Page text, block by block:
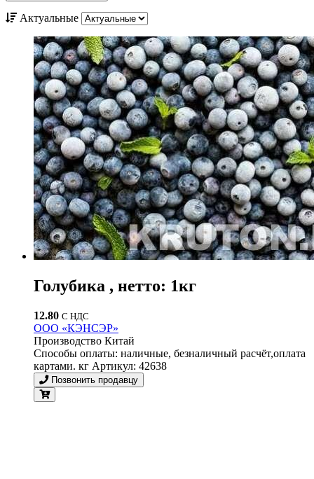
Актуальные
Голубика , нетто: 1кг
12.80 С НДС
ООО «КЭНСЭР»
Производство Китай
Способы оплаты: наличные, безналичный расчёт,оплата
картами. кг Артикул: 42638
Позвонить продавцу